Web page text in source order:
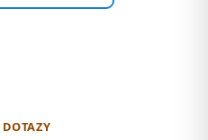
DOTAZY